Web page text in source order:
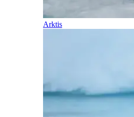
Arktis